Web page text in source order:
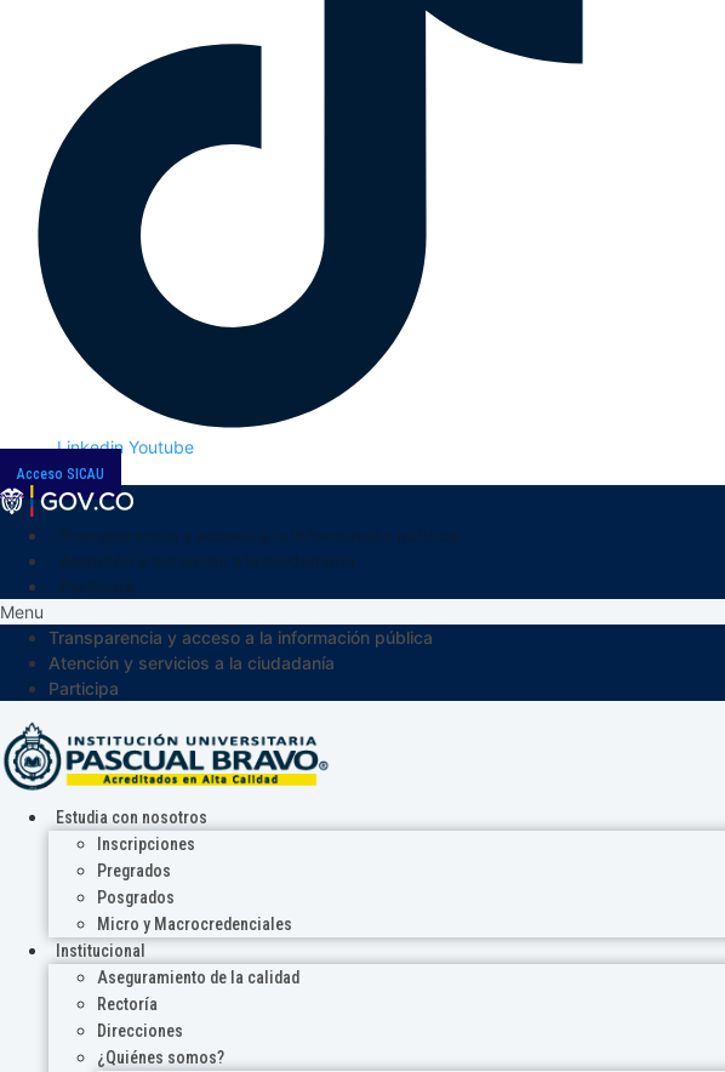
Linkedin Youtube
Acceso SICAU
Menu
Transparencia y acceso a la información pública
Atención y servicios a la ciudadanía
Participa
Estudia con nosotros
Inscripciones
Pregrados
Posgrados
Micro y Macrocredenciales
Institucional
Aseguramiento de la calidad
Rectoría
Direcciones
¿Quiénes somos?